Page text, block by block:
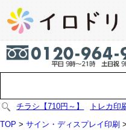
チラシ【710円～】
トレカ印
TOP > サイン・ディスプレイ印刷 >